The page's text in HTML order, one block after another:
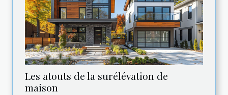
Les atouts de la surélévation de
maison